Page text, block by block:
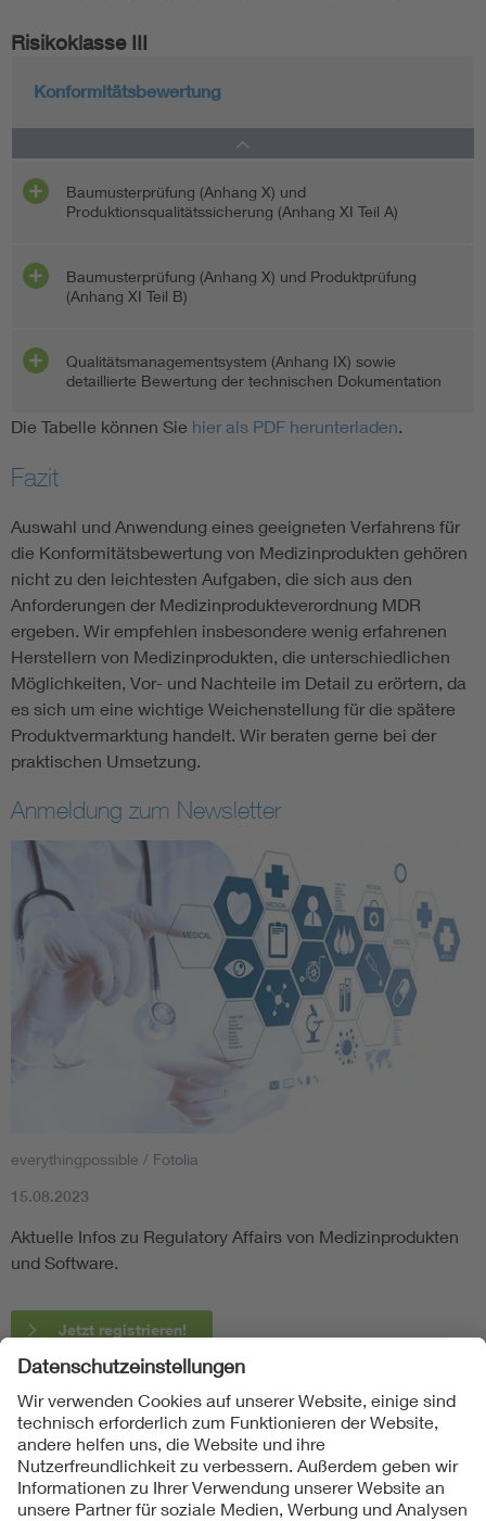
Risikoklasse III
Konformitätsbewertung
Baumusterprüfung (Anhang X) und
Produktionsqualitätssicherung (Anhang XI Teil A)
Baumusterprüfung (Anhang X) und Produktprüfung
(Anhang XI Teil B)
Qualitätsmanagementsystem (Anhang IX) sowie
detaillierte Bewertung der technischen Dokumentation
Die Tabelle können Sie hier als PDF herunterladen.
Fazit
Auswahl und Anwendung eines geeigneten Verfahrens für
die Konformitätsbewertung von Medizinprodukten gehören
nicht zu den leichtesten Aufgaben, die sich aus den
Anforderungen der Medizinprodukteverordnung MDR
ergeben. Wir empfehlen insbesondere wenig erfahrenen
Herstellern von Medizinprodukten, die unterschiedlichen
Möglichkeiten, Vor- und Nachteile im Detail zu erörtern, da
es sich um eine wichtige Weichenstellung für die spätere
Produktvermarktung handelt. Wir beraten gerne bei der
praktischen Umsetzung.
Anmeldung zum Newsletter
everythingpossible / Fotolia
15.08.2023
Aktuelle Infos zu Regulatory Affairs von Medizinprodukten
und Software.
Jetzt registrieren!
Folgen Sie uns